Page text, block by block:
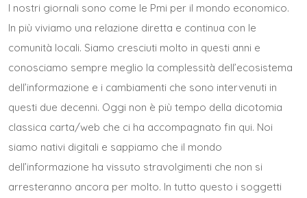
I nostri giornali sono come le Pmi per il mondo economico.
In più viviamo una relazione diretta e continua con le
comunità locali. Siamo cresciuti molto in questi anni e
conosciamo sempre meglio la complessità dell’ecosistema
dell’informazione e i cambiamenti che sono intervenuti in
questi due decenni. Oggi non è più tempo della dicotomia
classica carta/web che ci ha accompagnato fin qui. Noi
siamo nativi digitali e sappiamo che il mondo
dell’informazione ha vissuto stravolgimenti che non si
arresteranno ancora per molto. In tutto questo i soggetti